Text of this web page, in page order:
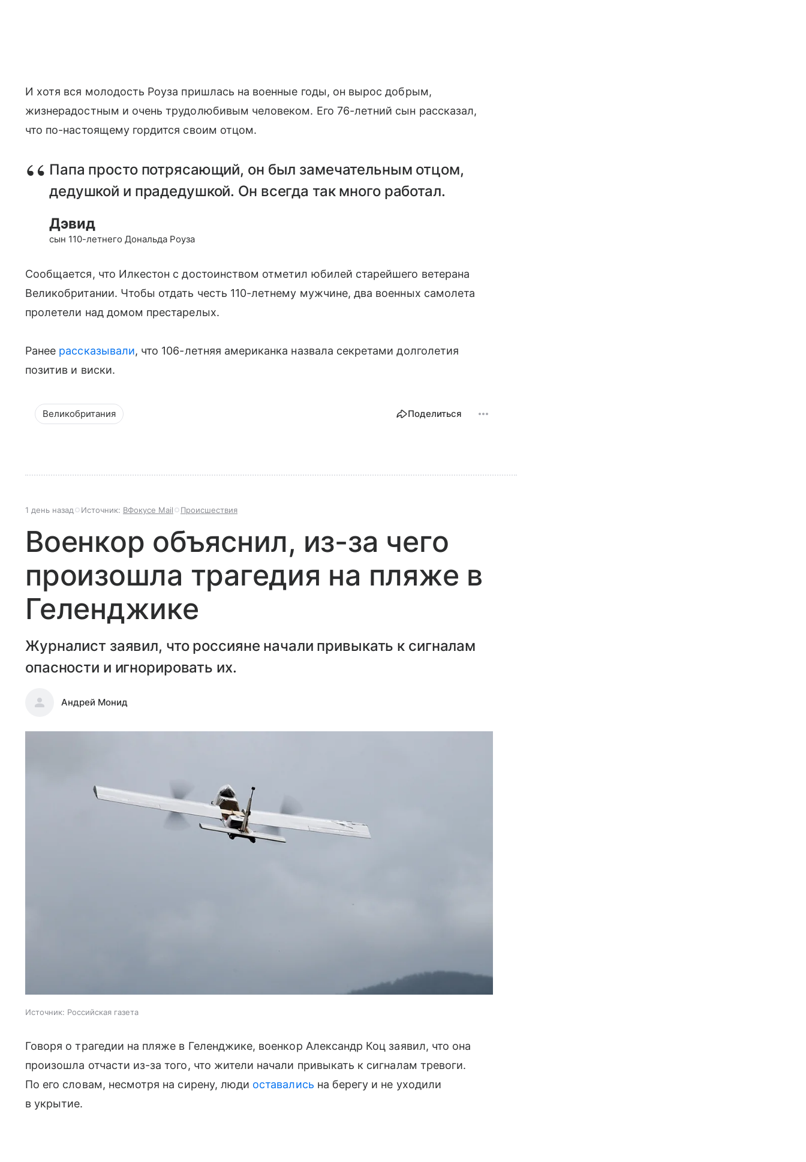
И хотя вся молодость Роуза пришлась на военные годы, он вырос добрым,
жизнерадостным и очень трудолюбивым человеком. Его 76-летний сын рассказал,
что по-настоящему гордится своим отцом.
Папа просто потрясающий, он был замечательным отцом,
дедушкой и прадедушкой. Он всегда так много работал.
Дэвид
сын 110-летнего Дональда Роуза
Сообщается, что Илкестон с достоинством отметил юбилей старейшего ветерана
Великобритании. Чтобы отдать честь 110-летнему мужчине, два военных самолета
пролетели над домом престарелых.
Ранее рассказывали, что 106-летняя американка назвала секретами долголетия
позитив и виски.
Великобритания Поделиться
1 день назад Источник: ВФокусе Mail Происшествия
Военкор объяснил, из-за чего
произошла трагедия на пляже в
Геленджике
Журналист заявил, что россияне начали привыкать к сигналам
опасности и игнорировать их.
Андрей Монид
Источник: Российская газета
Говоря о трагедии на пляже в Геленджике, военкор Александр Коц заявил, что она
произошла отчасти из-за того, что жители начали привыкать к сигналам тревоги.
По его словам, несмотря на сирену, люди оставались на берегу и не уходили
в укрытие.